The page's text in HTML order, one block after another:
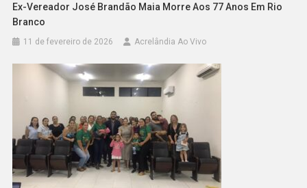
Ex-Vereador José Brandão Maia Morre Aos 77 Anos Em Rio
Branco
11 de fevereiro de 2026 Acrelândia Ao Vivo